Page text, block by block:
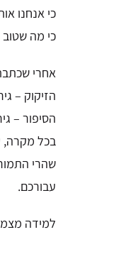
כי אנחנו
כי מה שטוב
אחרי
הזיקוק – גירסת ה- 5$ יופיע
הסיפור – גירסת ה- 500$
בכל מקרה,
שהרי
עבורכם.
למידה